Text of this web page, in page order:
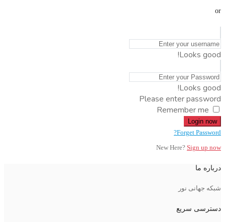
or
Looks good!
Looks good!
Please enter password
Remember me
Login now
Forget Password?
New Here? Sign up now
درباره ما
شبکه جهانی نور
دسترسی سریع